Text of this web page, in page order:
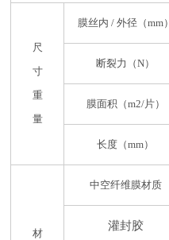
尺
寸
重
量
膜丝内 / 外径（mm）
断裂力（N）
膜面积（m2/片）
长度（mm）
材
中空纤维膜材质
灌封胶